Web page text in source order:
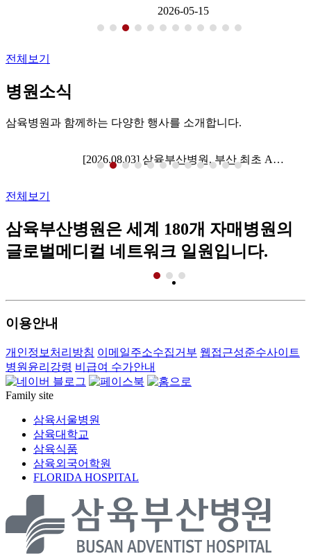
2026-05-15
전체보기
병원소식
삼육병원과 함께하는 다양한 행사를 소개합니다.
[2026.08.03] 삼육부산병원, 부산 최초 A…
전체보기
삼육부산병원은 세계 180개 자매병원의
글로벌메디컬 네트워크 일원입니다.
이용안내
개인정보처리방침 이메일주소수집거부 웹접근성준수사이트
병원윤리강령 비급여 수가안내
Family site
삼육서울병원
삼육대학교
삼육식품
삼육외국어학원
FLORIDA HOSPITAL